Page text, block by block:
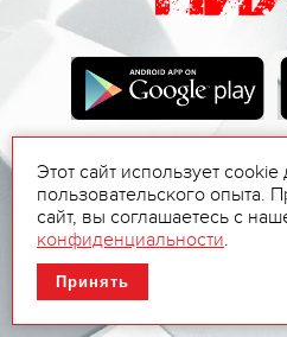
Этот сайт использует
пользовательского опыта.
сайт, вы соглашаетесь с
конфиденциальности.
Принять